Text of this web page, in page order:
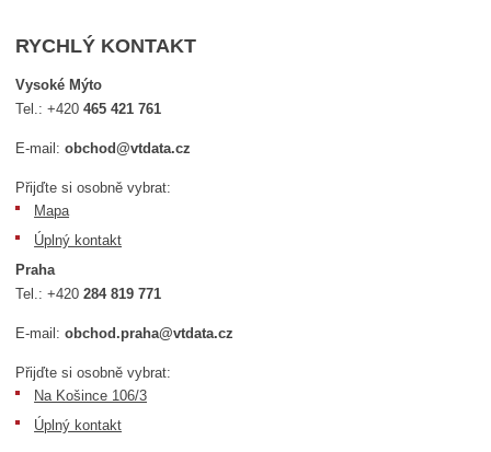
RYCHLÝ KONTAKT
Vysoké Mýto
Tel.:+420465 421 761
E-mail:obchod@vtdata.cz
Přijďte si osobně vybrat:
Mapa
Úplný kontakt
Praha
Tel.:+420284 819 771
E-mail:obchod.praha@vtdata.cz
Přijďte si osobně vybrat:
Na Košince 106/3
Úplný kontakt